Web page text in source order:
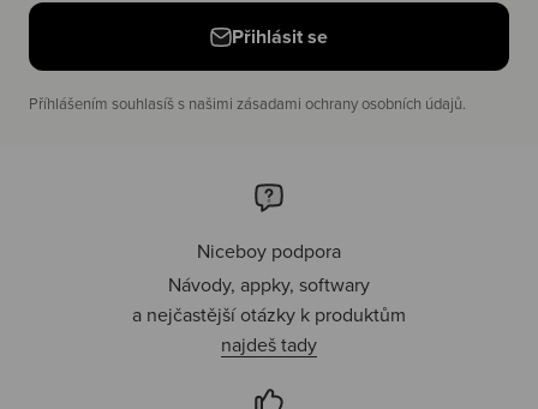
Přihlásit se
Příhlášením souhlasíš s našimi zásadami ochrany osobních údajů.
Niceboy podpora
Návody, appky, softwary
a nejčastější otázky k produktům
najdeš tady